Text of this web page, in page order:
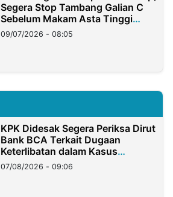
Segera Stop Tambang Galian C
Sebelum Makam Asta Tinggi
Longsor
09/07/2026 - 08:05
KPK Didesak Segera Periksa Dirut
Bank BCA Terkait Dugaan
Keterlibatan dalam Kasus
Hilangnya Dana Nasabah Rp2,58
Miliar
07/08/2026 - 09:06